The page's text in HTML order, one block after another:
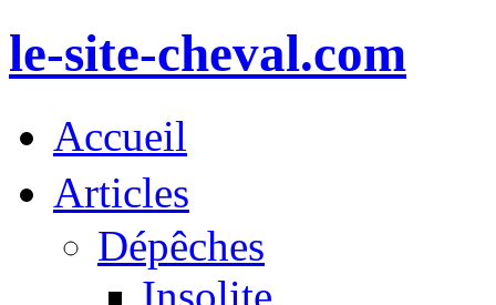
le-site-cheval.com
Accueil
Articles
Dépêches
Insolite